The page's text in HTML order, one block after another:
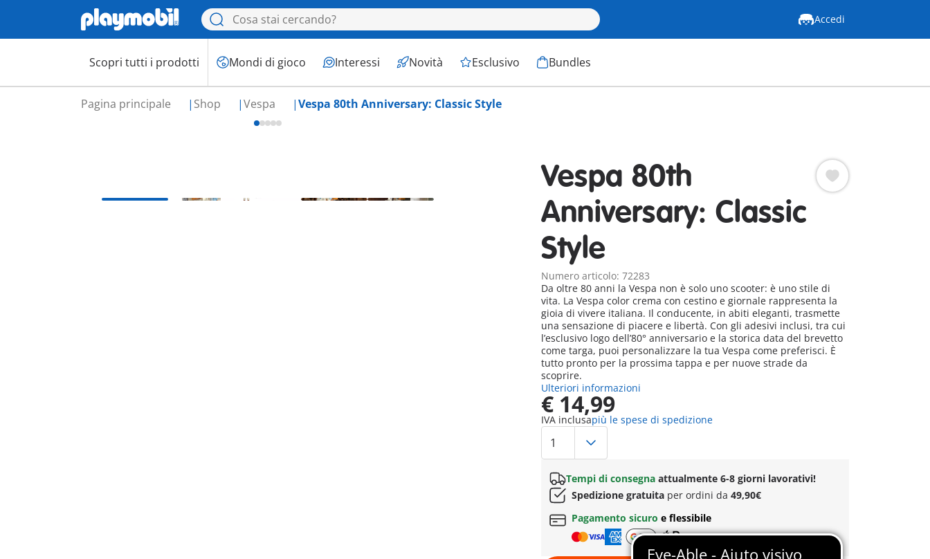
Accedi
Scopri tutti i prodotti Mondi di gioco Interessi Novità Esclusivo Bundles
Pagina principale Shop Vespa Vespa 80th Anniversary: Classic Style
Vespa 80th
Anniversary: Classic
Style
Numero articolo: 72283
Da oltre 80 anni la Vespa non è solo uno scooter: è uno stile di
vita. La Vespa color crema con cestino e giornale rappresenta la
gioia di vivere italiana. Il conducente, in abiti eleganti, trasmette
una sensazione di piacere e libertà. Con gli adesivi inclusi, tra cui
l’esclusivo logo dell’80° anniversario e la storica data del brevetto
come targa, puoi personalizzare la tua Vespa come preferisci. È
tutto pronto per la prossima tappa e per nuove strade da
scoprire.
Ulteriori informazioni
€ 14,99
IVA inclusapiù le spese di spedizione
Tempi di consegnaattualmente 6-8 giorni lavorativi!
Spedizione gratuita per ordini da 49,90€
Pagamento sicuro e flessibile